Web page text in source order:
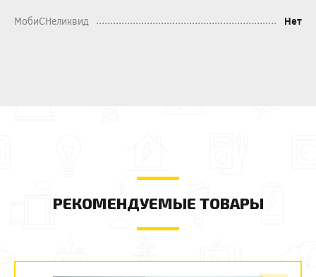
МобиСНеликвид Нет
РЕКОМЕНДУЕМЫЕ ТОВАРЫ